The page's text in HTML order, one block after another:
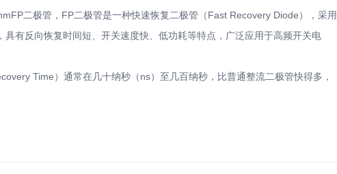
二极管，FP二极管是一种快速恢复二极管（Fast Recovery Diode），采用
具有反向恢复时间短、开关速度快、低功耗等特点，广泛应用于高频开关电
Time）通常在几十纳秒（ns）至几百纳秒，比普通整流二极管快得多，